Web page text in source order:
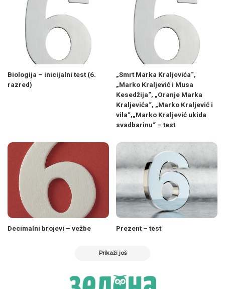
Biologija – inicijalni test (6.
razred)
„Smrt Marka Kraljevića“,
„Marko Kraljević i Musa
Kesedžija“, „Oranje Marka
Kraljevića“, „Marko Kraljević i
vila“,„Marko Kraljević ukida
svadbarinu“ – test
Decimalni brojevi – vežbe Prezent – test
Prikaži još